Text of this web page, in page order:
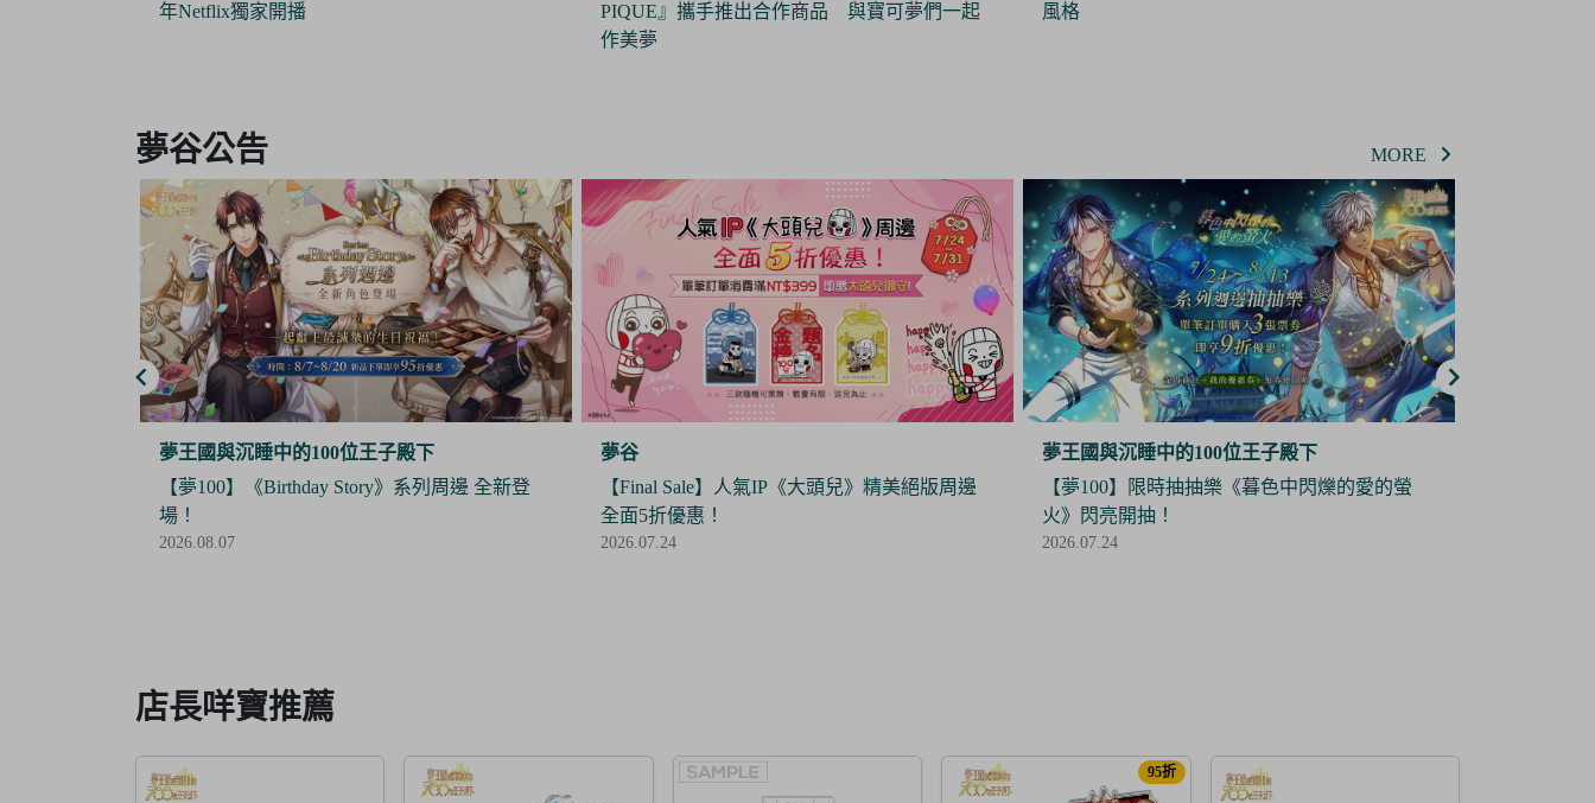
PIQUE』攜手推出合作商品 與寶可夢們一起
風格
年花子君》將於10月份播出
of
夢谷公告 MORE
夢谷
【Final Sale】人氣IP《大頭兒》精美絕版周邊
全面5折優惠！
2026.07.24
夢王國與沉睡中的100位王子殿下
【夢100】限時抽抽樂《暮色中閃爍的愛的螢
火》閃亮開抽！
2026.07.24
夢王國與沉睡中的100位王子殿下
【夢100】角色立牌復刻抽抽樂——道格拉斯 限
時登場！
2026.07.03
店長咩寶推薦
95折